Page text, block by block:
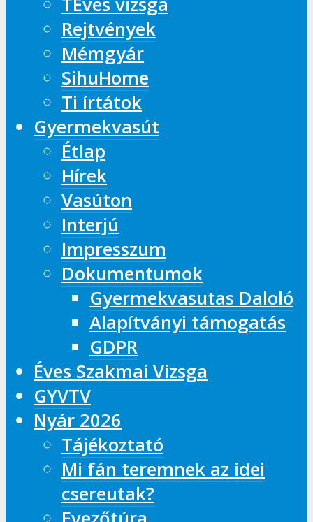
Rejtvények
Mémgyár
SihuHome
Ti írtátok
Gyermekvasút
Étlap
Hírek
Vasúton
Interjú
Impresszum
Dokumentumok
Gyermekvasutas Daloló
Alapítványi támogatás
GDPR
Éves Szakmai Vizsga
GYVTV
Nyár 2026
Tájékoztató
Mi fán teremnek az idei
csereutak?